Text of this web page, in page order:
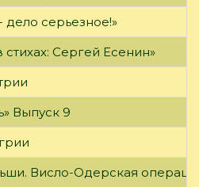
серьезное!»
Сергей Есенин»
Выпуск 9
Висло-Одерская